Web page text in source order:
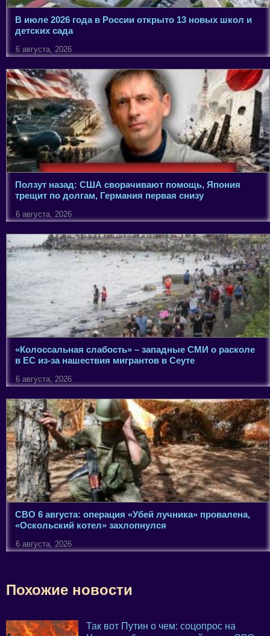
В июле 2026 года в России открыто 13 новых школ и
детских сада
6 августа, 2026
Ползут назад: США сворачивают помощь, Япония
трещит по долгам, Германия первая снизу
6 августа, 2026
«Колоссальная слабость» – западные СМИ о расколе
в ЕС из-за нашествия мигрантов в Сеуте
6 августа, 2026
СВО 6 августа: операция «Убей лучника» провалена,
«Оскольский котел» захлопнулся
6 августа, 2026
Похожие новости
Так вот Путин о чем: соцопрос на